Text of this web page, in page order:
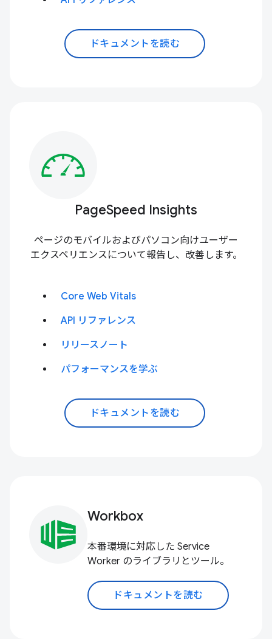
ドキュメントを読む
PageSpeed Insights
ページのモバイルおよびパソコン向けユーザー
エクスペリエンスについて報告し、改善します。
Core Web Vitals
API リファレンス
リリースノート
パフォーマンスを学ぶ
ドキュメントを読む
Workbox
本番環境に対応した Service
Worker のライブラリとツール。
ドキュメントを読む